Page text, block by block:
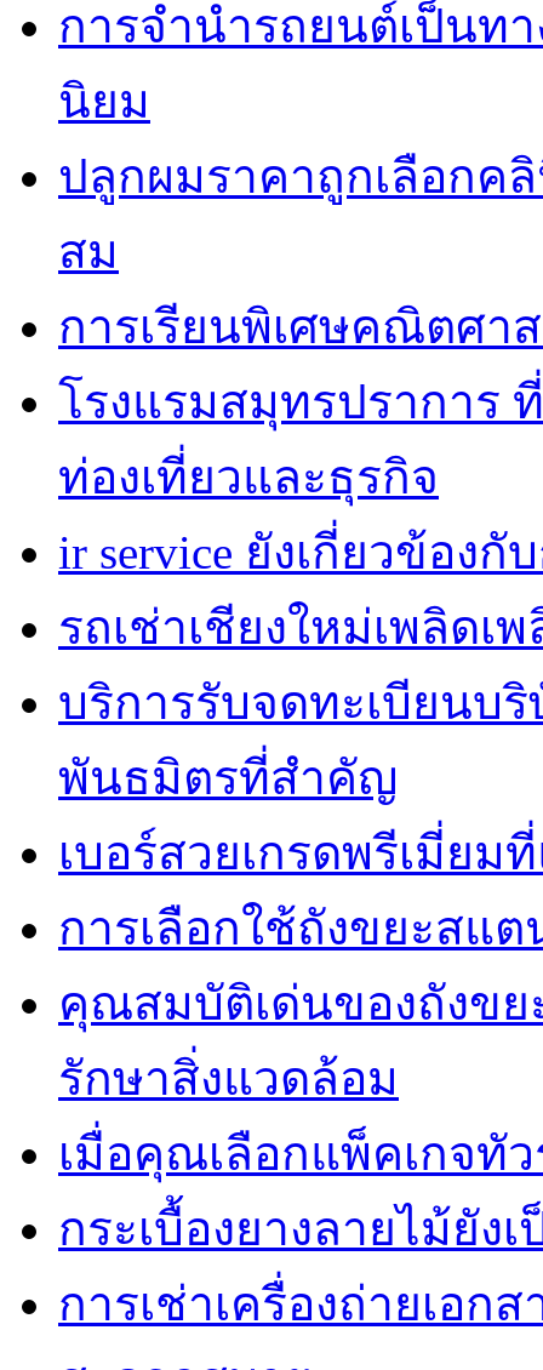
การจำนำรถยนต์เป็นท
นิยม
ปลูกผมราคาถูกเลือกค
สม
การเรียนพิเศษคณิตศ
โรงแรมสมุทรปราการ
ท่องเที่ยวและธุรกิจ
ir service ยังเกี่ยวข้อง
รถเช่าเชียงใหม่เพลิดเ
บริการรับจดทะเบียนบ
พันธมิตรที่สำคัญ
เบอร์สวยเกรดพรีเมี่ยม
การเลือกใช้ถังขยะสแต
คุณสมบัติเด่นของถังขย
รักษาสิ่งแวดล้อม
เมื่อคุณเลือกแพ็คเกจทัว
กระเบื้องยางลายไม้ยัง
การเช่าเครื่องถ่ายเอก